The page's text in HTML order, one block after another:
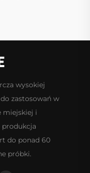
wysokiej
zastosowań w
miejskiej i
produkcja
do ponad 60
próbki.